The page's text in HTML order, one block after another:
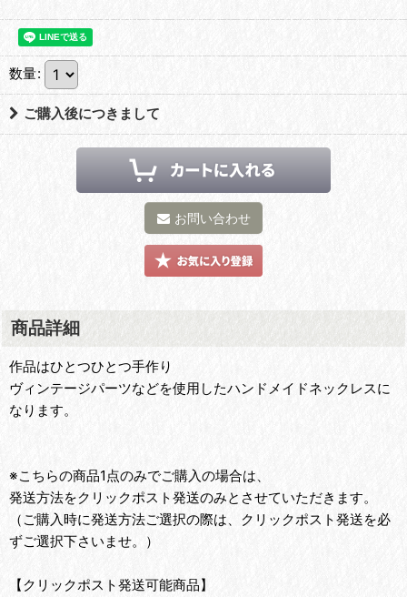
数量:
ご購入後につきまして
お問い合わせ
商品詳細
作品はひとつひとつ手作り
ヴィンテージパーツなどを使用したハンドメイドネックレスに
なります。
※こちらの商品1点のみでご購入の場合は、
発送方法をクリックポスト発送のみとさせていただきます。
（ご購入時に発送方法ご選択の際は、クリックポスト発送を必
ずご選択下さいませ。）
【クリックポスト発送可能商品】